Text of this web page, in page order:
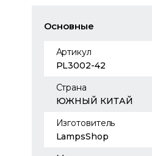
Основные
Артикул
PL3002-42
Страна
ЮЖНЫЙ КИТАЙ
Изготовитель
LampsShop